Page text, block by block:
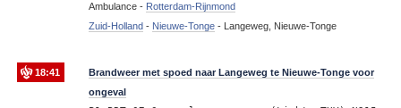
Ambulance - Rotterdam-Rijnmond
Zuid-Holland- Nieuwe-Tonge- Langeweg, Nieuwe-Tonge
18:41
Brandweer met spoed naar Langeweg te Nieuwe-Tonge voor
ongeval